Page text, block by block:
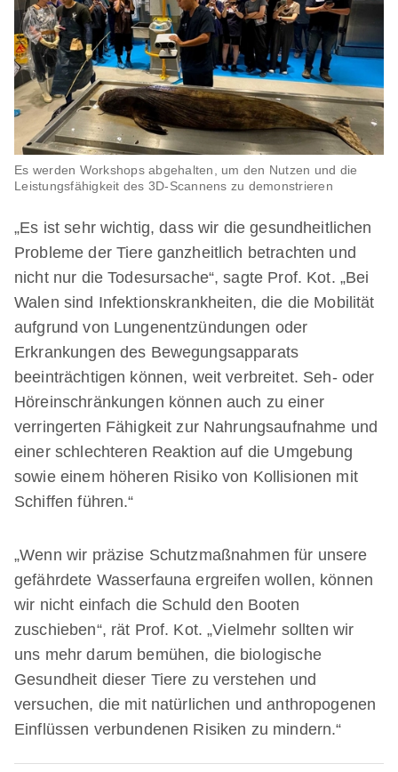
Es werden Workshops abgehalten, um den Nutzen und die
Leistungsfähigkeit des 3D-Scannens zu demonstrieren
„Es ist sehr wichtig, dass wir die gesundheitlichen
Probleme der Tiere ganzheitlich betrachten und
nicht nur die Todesursache“, sagte Prof. Kot. „Bei
Walen sind Infektionskrankheiten, die die Mobilität
aufgrund von Lungenentzündungen oder
Erkrankungen des Bewegungsapparats
beeinträchtigen können, weit verbreitet. Seh- oder
Höreinschränkungen können auch zu einer
verringerten Fähigkeit zur Nahrungsaufnahme und
einer schlechteren Reaktion auf die Umgebung
sowie einem höheren Risiko von Kollisionen mit
Schiffen führen.“
„Wenn wir präzise Schutzmaßnahmen für unsere
gefährdete Wasserfauna ergreifen wollen, können
wir nicht einfach die Schuld den Booten
zuschieben“, rät Prof. Kot. „Vielmehr sollten wir
uns mehr darum bemühen, die biologische
Gesundheit dieser Tiere zu verstehen und
versuchen, die mit natürlichen und anthropogenen
Einflüssen verbundenen Risiken zu mindern.“